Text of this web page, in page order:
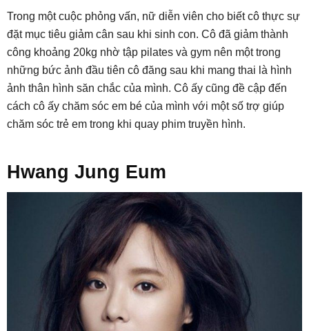
Trong một cuộc phỏng vấn, nữ diễn viên cho biết cô thực sự
đặt mục tiêu giảm cân sau khi sinh con. Cô đã giảm thành
công khoảng 20kg nhờ tập pilates và gym nên một trong
những bức ảnh đầu tiên cô đăng sau khi mang thai là hình
ảnh thân hình săn chắc của mình. Cô ấy cũng đề cập đến
cách cô ấy chăm sóc em bé của mình với một số trợ giúp
chăm sóc trẻ em trong khi quay phim truyền hình.
Hwang Jung Eum